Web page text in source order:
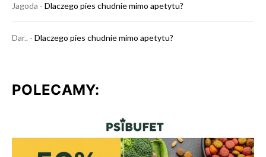
Jagoda - Dlaczego pies chudnie mimo apetytu?
Dar.. - Dlaczego pies chudnie mimo apetytu?
POLECAMY: